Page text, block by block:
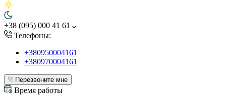
+38 (095) 000 41 61
Телефоны:
+380950004161
+380970004161
Перезвоните мне
Время работы